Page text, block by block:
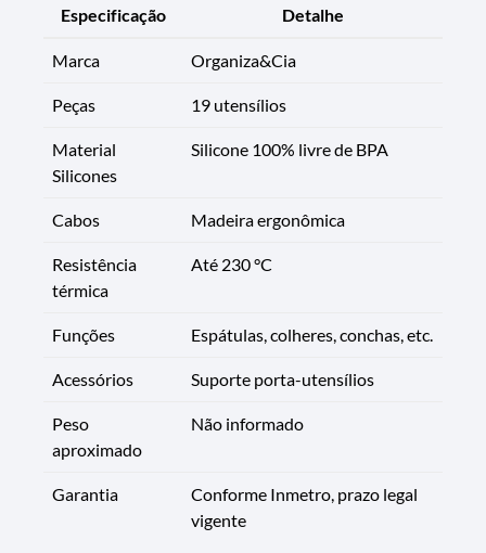
Especificação Detalhe
Marca Organiza&Cia
Peças 19 utensílios
Material
Silicones
Silicone 100% livre de BPA
Cabos Madeira ergonômica
Resistência
térmica
Até 230 °C
Funções Espátulas, colheres, conchas, etc.
Acessórios Suporte porta-utensílios
Peso
aproximado
Não informado
Garantia
Conforme Inmetro, prazo legal
vigente